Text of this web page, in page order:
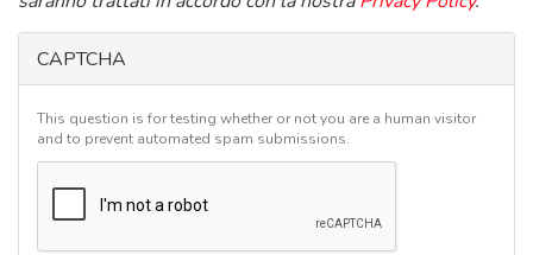
CAPTCHA
This question is for testing whether or not you are a human visitor
and to prevent automated spam submissions.